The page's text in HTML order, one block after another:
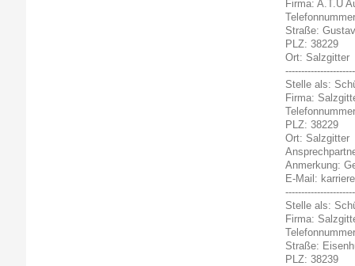
Firma: A.T.U
Straße:
PLZ: 38229
Ort: Salzgitter
Stelle als:
Firma:
PLZ: 38229
Ort: Salzgitter
Anmerkung:
E-Mail:
Stelle als:
Firma:
Straße:
PLZ: 38239